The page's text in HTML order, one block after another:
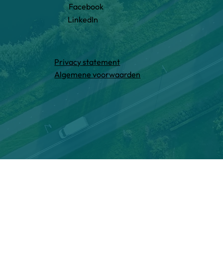
Facebook
LinkedIn
Privacy statement
Algemene voorwaarden